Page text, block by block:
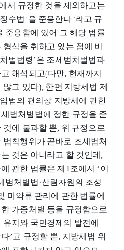
서 규정한 것을 제외하고는
수법’을 준용한다”라고 규
준용함에 있어 그 해당 법률
식을 취하고 있는 점에 비
벌법령’은 조세범처벌법과
해석되고(다만, 현재까지
고 있다), 한편 지방세법 제
법의 편의상 지방세에 관한
범처벌법에 정한 규정을 준
에 불과할 뿐, 위 규정으로
범칙행위가 곧바로 조세범처
것은 아니라고 할 것인데,
관한 법률은 제1조에서 ‘이
범처벌법·산림자원의 조성
마약류 관리에 관한 법률에
가중처벌 등을 규정함으로
지와 국민경제의 발전에
’고 규정할 뿐, 지방세법 위